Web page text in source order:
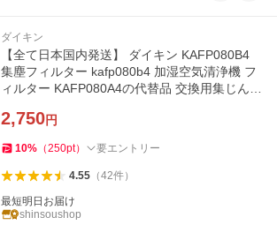
ダイキン
【全て日本国内発送】 ダイキン KAFP080B4
集塵フィルター kafp080b4 加湿空気清浄機 フ
ィルター KAFP080A4の代替品 交換用集じんフ
2,750円
10% （250pt） 要エントリー
4.55（42件）
最短明日お届け
shinsoushop